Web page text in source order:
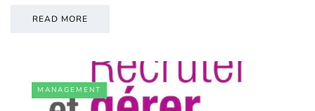
READ MORE
MANAGEMENT